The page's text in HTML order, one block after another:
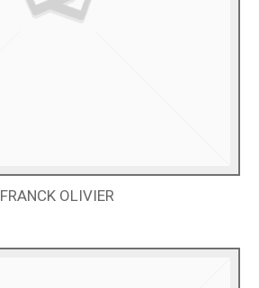
FRANCK OLIVIER